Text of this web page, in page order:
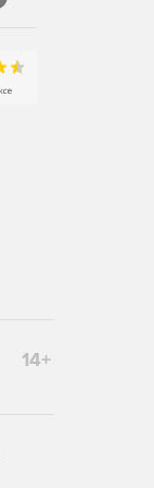
14+